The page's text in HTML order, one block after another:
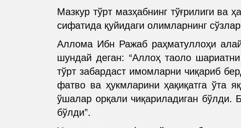
Мазкур тўрт мазҳабнинг тўғрилиги
сифатида қуйидаги олимларнинг
Аллома Ибн Ражаб раҳматуллоҳи
шундай деган: “Аллоҳ таоло
тўрт забардаст имомларни чиқариб
фатво ва ҳукмларини ҳақиқатга ўта
ўшалар орқали чиқариладиган
бўлди”.